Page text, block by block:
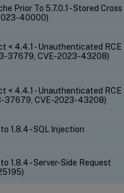
Prior To 5.7.0.1 - Stored Cross
40000)
< 4.4.1 - Unauthenticated RCE
37679, CVE-2023-43208)
< 4.4.1 - Unauthenticated RCE
37679, CVE-2023-43208)
1.8.4 - SQL Injection
1.8.4 - Server-Side Request